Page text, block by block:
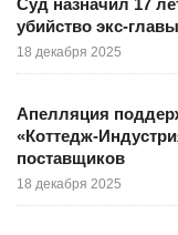
Суд назначил 17
убийство экс-
18 декабря 2025
Апелляция
«Коттедж-
поставщиков
18 декабря 2025